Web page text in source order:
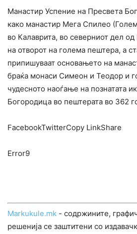
Манастир Успение на Пресвета
како манастир Мега Спилео
во Калаврита, во северниот дел
на отворот на голема пештера, а
припишуваат основањето на
браќа монаси Симеон и Теодор и
чудесното наоѓање на познатата
Богородица во пештерата во 362
FacebookTwitterCopy LinkShare
Error9
Markukule.mk - содржините,
решенија се заштитени со